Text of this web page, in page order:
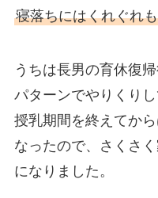
寝落ちにはくれぐれ
うちは長男の育休復
パターンでやりくりし
授乳期間を終えてか
なったので、さくさ
になりました。